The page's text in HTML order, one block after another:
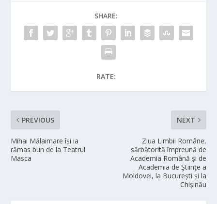
SHARE:
RATE:
PREVIOUS
Mihai Mălaimare își ia
rămas bun de la Teatrul
Masca
NEXT
Ziua Limbii Române,
sărbătorită împreună de
Academia Română și de
Academia de Ştiinţe a
Moldovei, la București și la
Chișinău